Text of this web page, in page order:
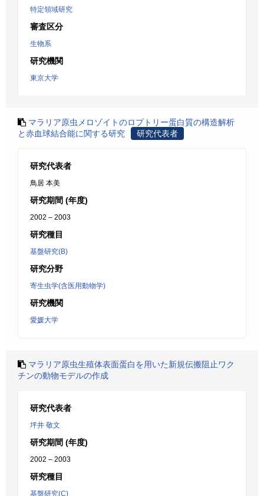
特定領域研究
審査区分
生物系
研究機関
東京大学
マラリア原虫メロゾイトのロプトリー蛋白質の構造解析
と赤血球結合能に関する研究
研究代表者
研究代表者
鳥居 本美
研究期間 (年度)
2002 – 2003
研究種目
基盤研究(B)
研究分野
寄生虫学(含医用動物学)
研究機関
愛媛大学
マラリア原虫生殖体表面蛋白を用いた新規伝搬阻止ワク
チンの動物モデルの作成
研究代表者
坪井 敬文
研究期間 (年度)
2002 – 2003
研究種目
基盤研究(C)